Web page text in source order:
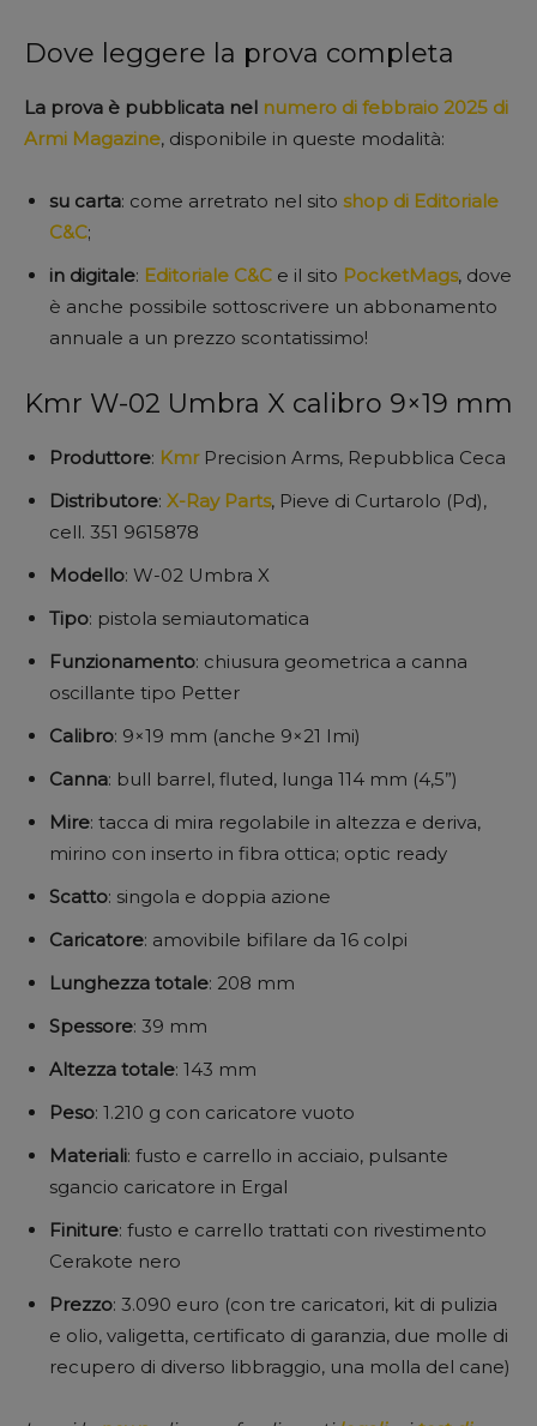
Dove leggere la prova completa
La prova è pubblicata nel numero di febbraio 2025 di
Armi Magazine, disponibile in queste modalità:
su carta: come arretrato nel sito shop di Editoriale
C&C;
in digitale: Editoriale C&C e il sito PocketMags, dove
è anche possibile sottoscrivere un abbonamento
annuale a un prezzo scontatissimo!
Kmr W-02 Umbra X calibro 9×19 mm
Produttore: Kmr Precision Arms, Repubblica Ceca
Distributore: X-Ray Parts, Pieve di Curtarolo (Pd),
cell. 351 9615878
Modello: W-02 Umbra X
Tipo: pistola semiautomatica
Funzionamento: chiusura geometrica a canna
oscillante tipo Petter
Calibro: 9×19 mm (anche 9×21 Imi)
Canna: bull barrel, fluted, lunga 114 mm (4,5”)
Mire: tacca di mira regolabile in altezza e deriva,
mirino con inserto in fibra ottica; optic ready
Scatto: singola e doppia azione
Caricatore: amovibile bifilare da 16 colpi
Lunghezza totale: 208 mm
Spessore: 39 mm
Altezza totale: 143 mm
Peso: 1.210 g con caricatore vuoto
Materiali: fusto e carrello in acciaio, pulsante
sgancio caricatore in Ergal
Finiture: fusto e carrello trattati con rivestimento
Cerakote nero
Prezzo: 3.090 euro (con tre caricatori, kit di pulizia
e olio, valigetta, certificato di garanzia, due molle di
recupero di diverso libbraggio, una molla del cane)